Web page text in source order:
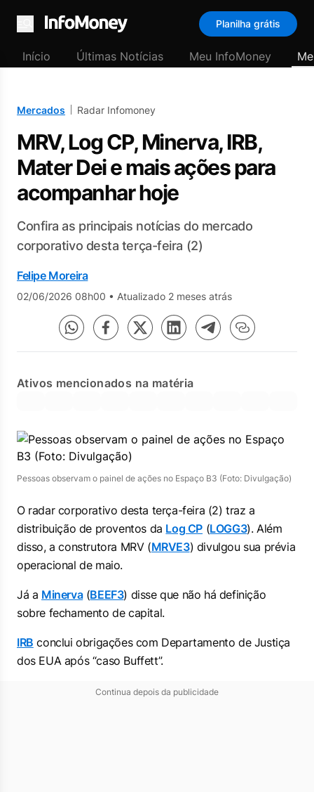
Menu
Planilha grátis
Início Últimas Notícias Meu InfoMoney
Mercados Radar Infomoney
MRV, Log CP, Minerva, IRB,
Mater Dei e mais ações para
acompanhar hoje
Confira as principais notícias do mercado
corporativo desta terça-feira (2)
Felipe Moreira
02/06/2026 08h00 • Atualizado 2 meses atrás
Ativos mencionados na matéria
Pessoas observam o painel de ações no Espaço B3 (Foto: Divulgação)
O radar corporativo desta terça-feira (2) traz a
distribuição de proventos da Log CP (LOGG3). Além
disso, a construtora MRV (MRVE3) divulgou sua prévia
operacional de maio.
Já a Minerva(BEEF3) disse que não há definição
sobre fechamento de capital.
IRB conclui obrigações com Departamento de Justiça
dos EUA após “caso Buffett”.
Continua depois da publicidade